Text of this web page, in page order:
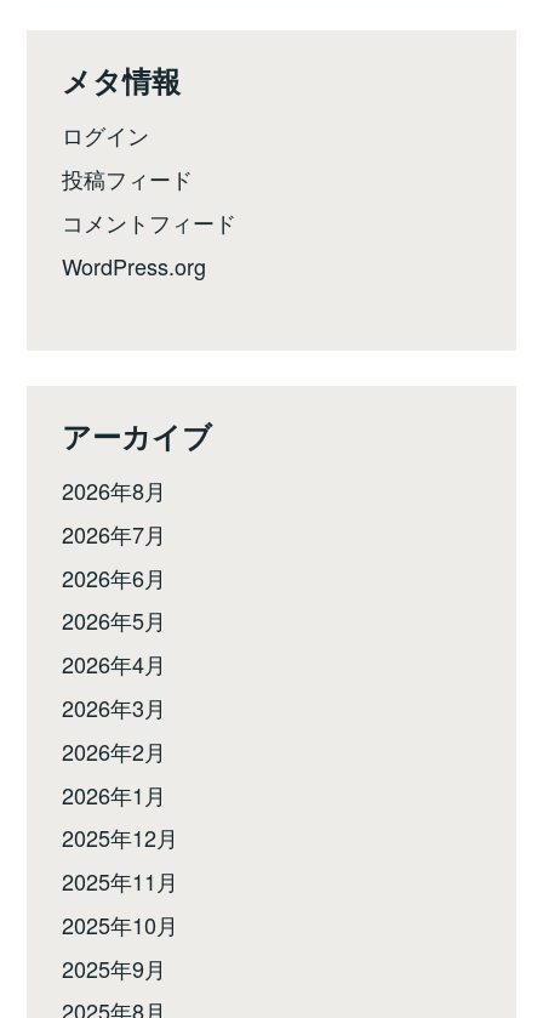
メタ情報
ログイン
投稿フィード
コメントフィード
WordPress.org
アーカイブ
2026年8月
2026年7月
2026年6月
2026年5月
2026年4月
2026年3月
2026年2月
2026年1月
2025年12月
2025年11月
2025年10月
2025年9月
2025年8月